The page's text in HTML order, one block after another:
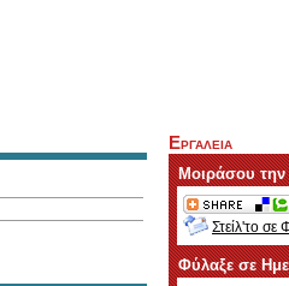
Εργαλεια
Μοιράσου
Στείλ'το σε
Φύλαξε σε